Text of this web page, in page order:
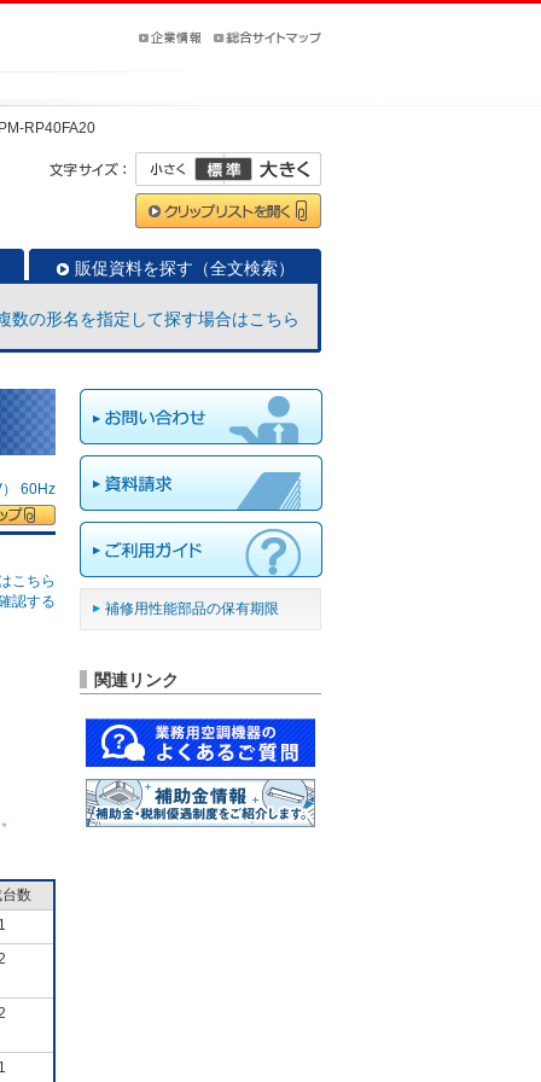
RP40FA20
販促資料を探す（全文検索）
数の形名を指定して探す場合はこちら
60Hz
こちら
認する
数
補修用性能部品の保有期限
関連リンク